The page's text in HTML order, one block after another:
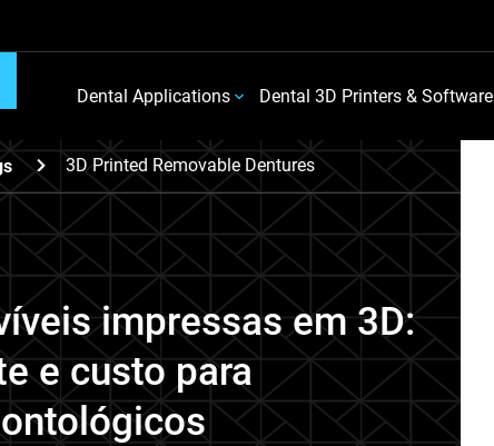
Dental Applications Dental 3D Printers & Software
3D Printed Removable Dentures
impressas em 3D:
e custo para